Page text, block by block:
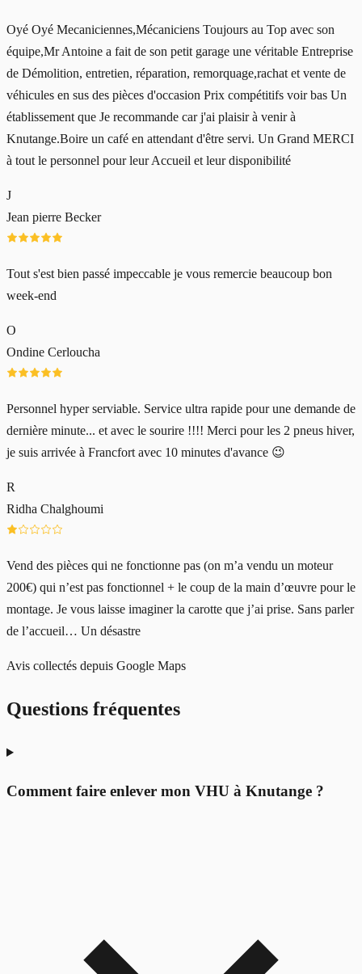
Oyé Oyé Mecaniciennes,Mécaniciens Toujours au Top avec son
équipe,Mr Antoine a fait de son petit garage une véritable Entreprise
de Démolition, entretien, réparation, remorquage,rachat et vente de
véhicules en sus des pièces d'occasion Prix compétitifs voir bas Un
établissement que Je recommande car j'ai plaisir à venir à
Knutange.Boire un café en attendant d'être servi. Un Grand MERCI
à tout le personnel pour leur Accueil et leur disponibilité
J
Jean pierre Becker
Tout s'est bien passé impeccable je vous remercie beaucoup bon
week-end
O
Ondine Cerloucha
Personnel hyper serviable. Service ultra rapide pour une demande de
dernière minute... et avec le sourire !!!! Merci pour les 2 pneus hiver,
je suis arrivée à Francfort avec 10 minutes d'avance 😉
R
Ridha Chalghoumi
Vend des pièces qui ne fonctionne pas (on m’a vendu un moteur
200€) qui n’est pas fonctionnel + le coup de la main d’œuvre pour le
montage. Je vous laisse imaginer la carotte que j’ai prise. Sans parler
de l’accueil… Un désastre
Avis collectés depuis Google Maps
Questions fréquentes
Comment faire enlever mon VHU à Knutange ?